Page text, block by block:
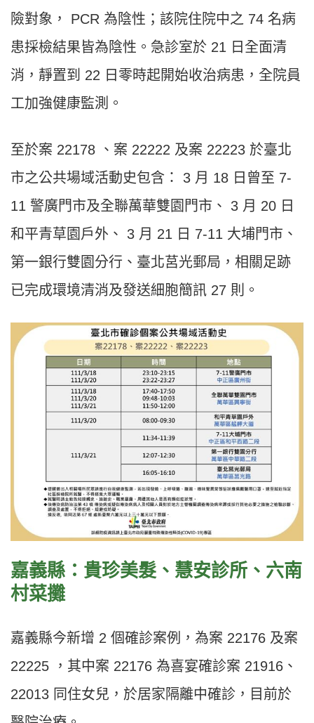
險對象， PCR 為陰性；該院住院中之 74 名病
患採檢結果皆為陰性。急診室於 21 日全面清
消，靜置到 22 日零時起開始收治病患，全院員
工加強健康監測。
至於案 22178 、案 22222 及案 22223 於臺北
市之公共場域活動史包含： 3 月 18 日曾至 7-
11 警廣門市及全聯萬華雙園門市、 3 月 20 日
和平青草園戶外、 3 月 21 日 7-11 大埔門市、
第一銀行雙園分行、臺北莒光郵局，相關足跡
已完成環境清消及發送細胞簡訊 27 則。
嘉義縣：貴珍美髮、慧安診所、六南
村菜攤
嘉義縣今新增 2 個確診案例，為案 22176 及案
22225 ，其中案 22176 為喜宴確診案 21916、
22013 同住女兒，於居家隔離中確診，目前於